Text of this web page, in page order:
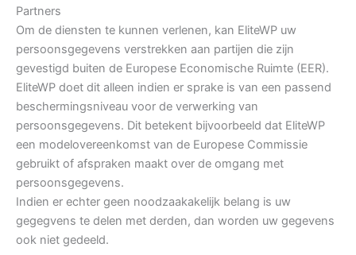
Partners
Om de diensten te kunnen verlenen, kan EliteWP uw
persoonsgegevens verstrekken aan partijen die zijn
gevestigd buiten de Europese Economische Ruimte (EER).
EliteWP doet dit alleen indien er sprake is van een passend
beschermingsniveau voor de verwerking van
persoonsgegevens. Dit betekent bijvoorbeeld dat EliteWP
een modelovereenkomst van de Europese Commissie
gebruikt of afspraken maakt over de omgang met
persoonsgegevens.
Indien er echter geen noodzaakakelijk belang is uw
gegegvens te delen met derden, dan worden uw gegevens
ook niet gedeeld.